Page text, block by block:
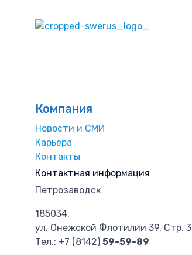
Компания
Новости и СМИ
Карьера
Контакты
Контактная информация
Петрозаводск
185034,
ул. Онежской Флотилии 39. Стр. 3
Тел.: +7 (8142) 59-59-89